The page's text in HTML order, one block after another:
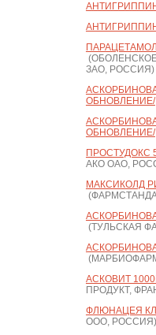
ЗАО, РОССИЯ)
ОБНОВЛЕНИЕ/
ОБНОВЛЕНИЕ/
ПРОСТУДОКС
АКО ОАО,
МАКСИКОЛД
(ТУЛЬСКАЯ
АСКОВИТ
ПРОДУКТ,
ФЛЮНАЦЕЯ
ООО, РОССИЯ)